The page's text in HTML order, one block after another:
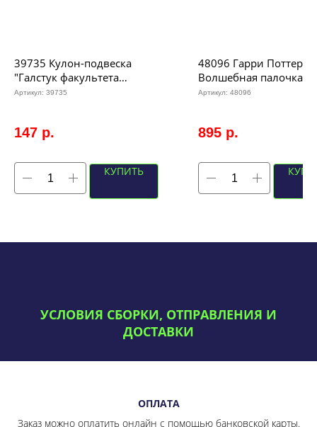
39735 Кулон-подвеска
"Галстук факультета
Пуффендуй", р-р 4,6 см
Артикул: 39735
147 р.
КУПИТЬ
48096 Гарри Поттер |
Волшебная палочка
Малфоя, р-р 36см
Артикул: 48096
895 р.
УСЛОВИЯ СБОРКИ, ОТПРАВЛЕНИЯ И
ДОСТАВКИ
ОПЛАТА
Заказ можно оплатить онлайн с помощью банковской карты.